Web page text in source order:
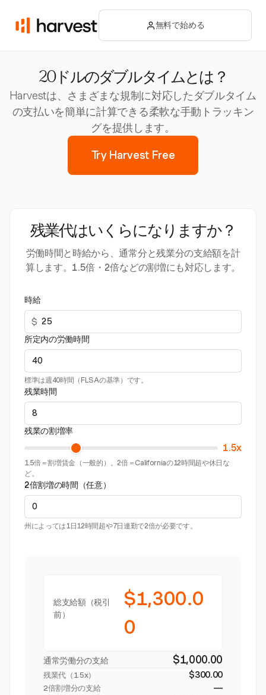
無料で始める
20ドルのダブルタイムとは？
Harvestは、さまざまな規制に対応したダブルタイム
の支払いを簡単に計算できる柔軟な手動トラッキン
グを提供します。
Try Harvest Free
残業代はいくらになりますか？
労働時間と時給から、通常分と残業分の支給額を計
算します。1.5倍・2倍などの割増にも対応します。
時給
$
所定内の労働時間
標準は週40時間（FLSAの基準）です。
残業時間
残業の割増率
1.5x
1.5倍＝割増賃金（一般的）。2倍＝Californiaの12時間超や休日な
ど。
2倍割増の時間（任意）
州によっては1日12時間超や7日連勤で2倍が必要です。
総支給額（税引
前）
$1,300.0
0
通常労働分の支給 $1,000.00
残業代（ 1.5x） $300.00
2倍割増分の支給 —